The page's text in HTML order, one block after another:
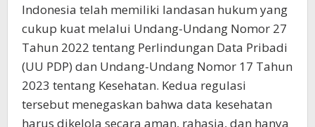
Indonesia telah memiliki landasan hukum yang
cukup kuat melalui Undang-Undang Nomor 27
Tahun 2022 tentang Perlindungan Data Pribadi
(UU PDP) dan Undang-Undang Nomor 17 Tahun
2023 tentang Kesehatan. Kedua regulasi
tersebut menegaskan bahwa data kesehatan
harus dikelola secara aman, rahasia, dan hanya